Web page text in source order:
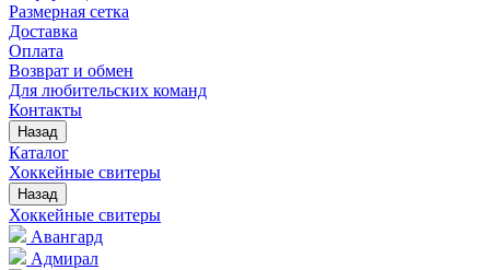
Размерная сетка
Доставка
Оплата
Возврат и обмен
Для любительских команд
Контакты
Назад
Каталог
Хоккейные свитеры
Назад
Хоккейные свитеры
Авангард
Адмирал